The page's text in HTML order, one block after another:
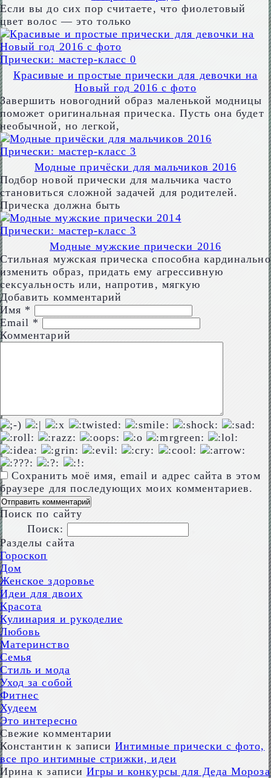
Если вы до сих пор считаете, что фиолетовый
цвет волос — это только
Прически: мастер-класс 0
Красивые и простые прически для девочки на
Новый год 2016 c фото
Завершить новогодний образ маленькой модницы
поможет оригинальная прическа. Пусть она будет
необычной, но легкой,
Прически: мастер-класс 3
Модные причёски для мальчиков 2016
Подбор новой прически для мальчика часто
становиться сложной задачей для родителей.
Прическа должна быть
Прически: мастер-класс 3
Модные мужские прически 2016
Стильная мужская прическа способна кардинально
изменить образ, придать ему агрессивную
сексуальность или, напротив, мягкую
Добавить комментарий
Имя *
Email *
Комментарий
Сохранить моё имя, email и адрес сайта в этом
браузере для последующих моих комментариев.
Поиск по сайту
Поиск:
Разделы сайта
Гороскоп
Дом
Женское здоровье
Идеи для двоих
Красота
Кулинария и рукоделие
Любовь
Материнство
Семья
Стиль и мода
Уход за собой
Фитнес
Худеем
Это интересно
Свежие комментарии
Константин к записиИнтимные прически с фото,
все про интимные стрижки, идеи
Ирина к записи Игры и конкурсы для Деда Мороза